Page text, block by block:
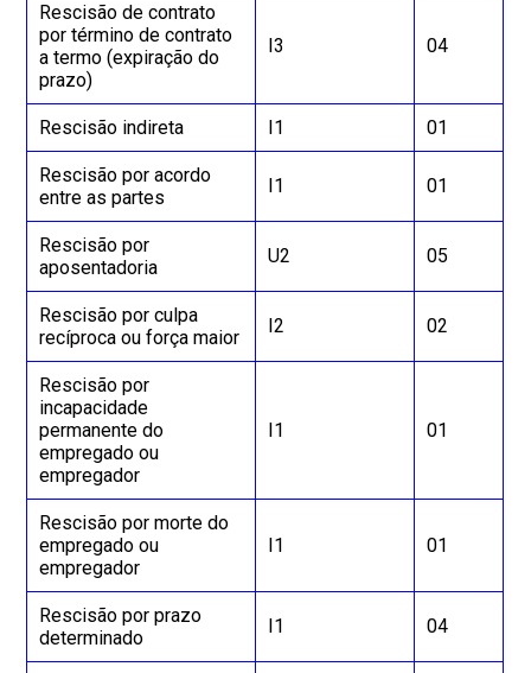
Rescisão de contrato
por término de contrato
a termo (expiração do
prazo)
I3 04
Rescisão indireta I1 01
Rescisão por acordo
entre as partes
I1 01
Rescisão por
aposentadoria
U2 05
Rescisão por culpa
recíproca ou força maior
I2 02
Rescisão por
incapacidade
permanente do
empregado ou
empregador
I1 01
Rescisão por morte do
empregado ou
empregador
I1 01
Rescisão por prazo
determinado
I1 04